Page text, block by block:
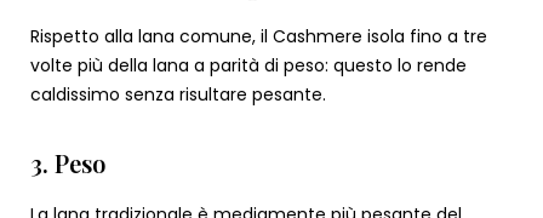
Rispetto alla lana comune, il Cashmere isola fino a tre
volte più della lana a parità di peso: questo lo rende
caldissimo senza risultare pesante.
3. Peso